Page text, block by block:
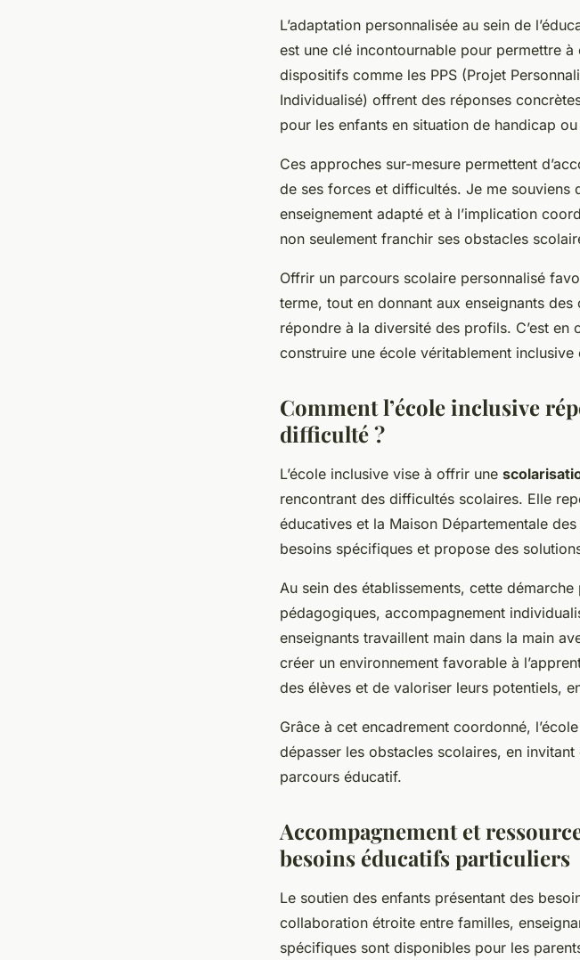
L’adaptation personnalisée au sein de
est une clé incontournable pour permettre à
dispositifs comme les PPS (Projet
Individualisé) offrent des réponses
pour les enfants en situation de handicap
Ces approches sur-mesure permettent
de ses forces et difficultés. Je me souviens
enseignement adapté et à l’implication
non seulement franchir ses obstacles
Offrir un parcours scolaire personnalisé
terme, tout en donnant aux enseignants
répondre à la diversité des profils. C’est en
construire une école véritablement
Comment l’école inclusive
difficulté ?
L’école inclusive vise à offrir une
rencontrant des difficultés scolaires. Elle
éducatives et la Maison Départementale
besoins spécifiques et propose des
Au sein des établissements, cette
pédagogiques, accompagnement
enseignants travaillent main dans la main
créer un environnement favorable à
des élèves et de valoriser leurs potentiels,
Grâce à cet encadrement coordonné,
dépasser les obstacles scolaires, en
parcours éducatif.
Accompagnement et
besoins éducatifs particuliers
Le soutien des enfants présentant des
collaboration étroite entre familles,
spécifiques sont disponibles pour les